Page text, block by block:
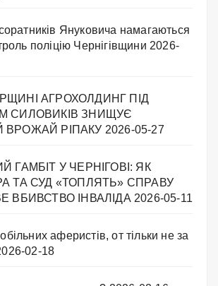
Януковича намагаються
поліцію Чернігівщини 2026-
АГРОХОЛДИНГ ПІД
СИЛОВИКІВ ЗНИЩУЄ
РІПАКУ
2026-05-27
ГАМБІТ У ЧЕРНІГОВІ: ЯК
ТА СУД «ТОПЛЯТЬ» СПРАВУ
ВБИВСТВО ІНВАЛІДА 2026-05-11
аферистів, от тільки не за
02-18